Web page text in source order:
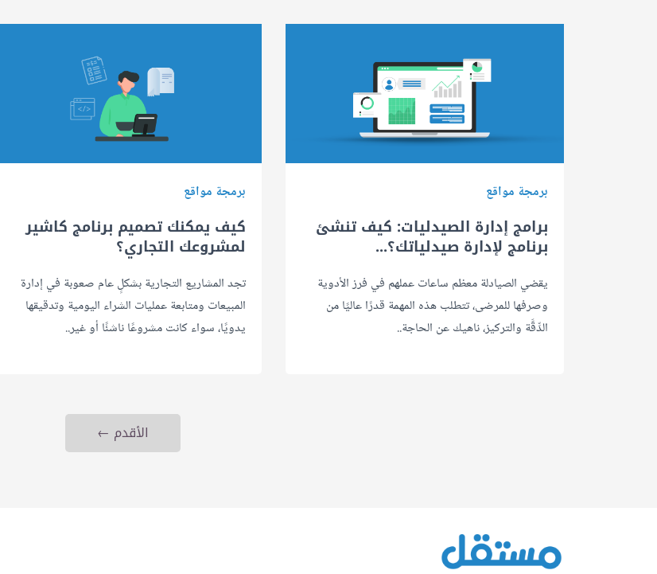
برمجة مواقع
برامج إدارة الصيدليات: كيف تنشئ
برنامج لإدارة صيدلياتك؟...
يقضي الصيادلة معظم ساعات عملهم في فرز الأدوية
وصرفها للمرضى، تتطلب هذه المهمة قدرًا عاليًا من
الدِّقَّة والتركيز، ناهيك عن الحاجة..
برمجة مواقع
كيف يمكنك تصميم برنامج كاشير
لمشروعك التجاري؟
تجد المشاريع التجارية بشكلٍ عام صعوبة في إدارة
المبيعات ومتابعة عمليات الشراء اليومية وتدقيقها
يدويًا، سواء كانت مشروعًا ناشئًا أو غير..
الأقدم ←